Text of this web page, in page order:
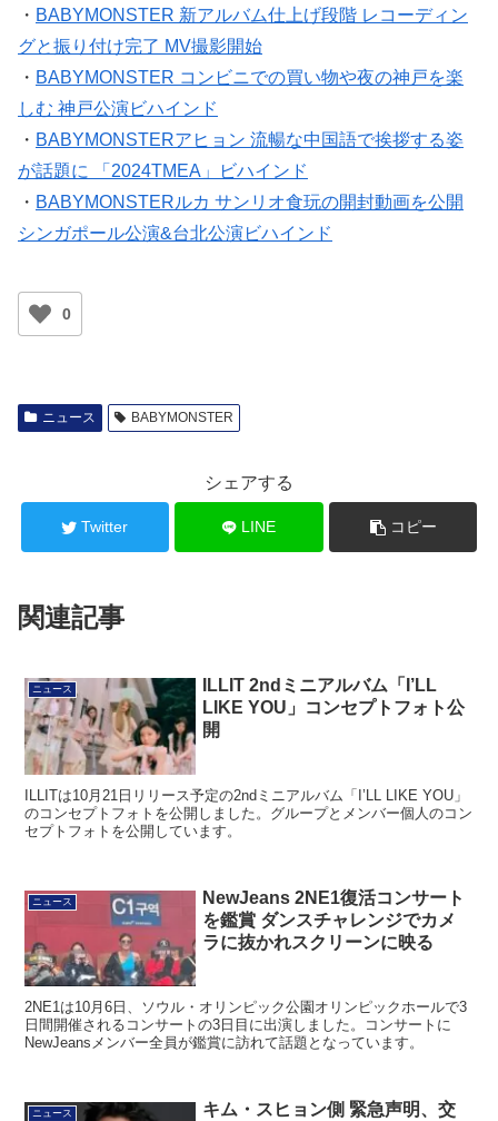
・ BABYMONSTER 新アルバム仕上げ段階 レコーディン
グと振り付け完了 MV撮影開始
・ BABYMONSTER コンビニでの買い物や夜の神戸を楽
しむ 神戸公演ビハインド
・ BABYMONSTERアヒョン 流暢な中国語で挨拶する姿
が話題に 「2024TMEA」ビハインド
・ BABYMONSTERルカ サンリオ食玩の開封動画を公開
シンガポール公演&台北公演ビハインド
0
ニュース BABYMONSTER
シェアする
Twitter LINE コピー
関連記事
ニュース
ILLIT 2ndミニアルバム「I’LL
LIKE YOU」コンセプトフォト公
開
ILLITは10月21日リリース予定の2ndミニアルバム「I’LL LIKE YOU」
のコンセプトフォトを公開しました。グループとメンバー個人のコン
セプトフォトを公開しています。
ニュース
NewJeans 2NE1復活コンサート
を鑑賞 ダンスチャレンジでカメ
ラに抜かれスクリーンに映る
2NE1は10月6日、ソウル・オリンピック公園オリンピックホールで3
日間開催されるコンサートの3日目に出演しました。コンサートに
NewJeansメンバー全員が鑑賞に訪れて話題となっています。
ニュース
キム・スヒョン側 緊急声明、交